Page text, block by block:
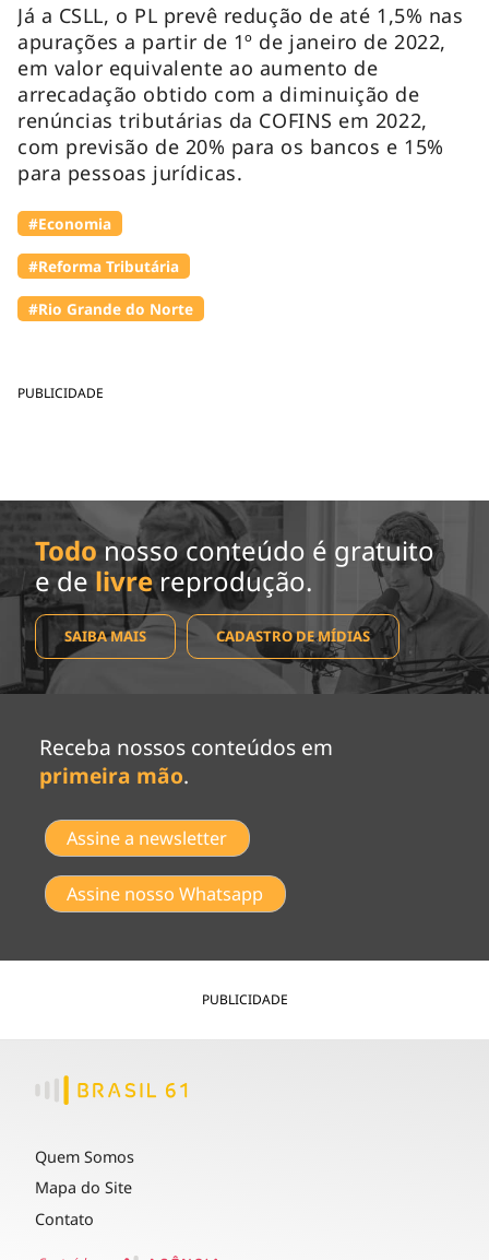
PUBLICIDADE
Já a CSLL, o PL prevê redução de até 1,5% nas
apurações a partir de 1º de janeiro de 2022,
em valor equivalente ao aumento de
arrecadação obtido com a diminuição de
renúncias tributárias da COFINS em 2022,
com previsão de 20% para os bancos e 15%
para pessoas jurídicas.
#Economia
#Reforma Tributária
#Rio Grande do Norte
Todo nosso conteúdo é gratuito
e de livrereprodução.
SAIBA MAIS CADASTRO DE MÍDIAS
Receba nossos conteúdos em
primeira mão.
Assine a newsletter
Assine nosso Whatsapp
PUBLICIDADE
Quem Somos
Mapa do Site
Contato